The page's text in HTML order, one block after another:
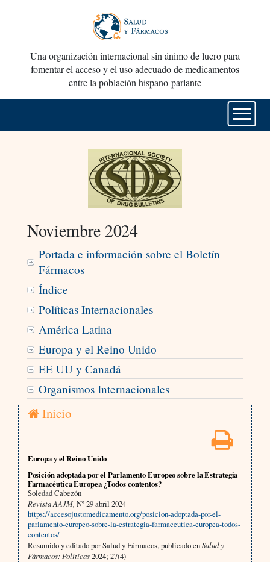
Una organización internacional sin ánimo de lucro para
fomentar el acceso y el uso adecuado de medicamentos
entre la población hispano-parlante
Noviembre 2024
Portada e información sobre el Boletín
Fármacos
Índice
Políticas Internacionales
América Latina
Europa y el Reino Unido
EE UU y Canadá
Organismos Internacionales
Inicio
Europa y el Reino Unido
Posición adoptada por el Parlamento Europeo sobre la Estrategia
Farmacéutica Europea ¿Todos contentos?
Soledad Cabezón
Revista AAJM, Nº 29 abril 2024
https://accesojustomedicamento.org/posicion-adoptada-por-el-
parlamento-europeo-sobre-la-estrategia-farmaceutica-europea-todos-
contentos/
Resumido y editado por Salud y Fármacos, publicado enSalud y
Fármacos: Políticas2024; 27(4)